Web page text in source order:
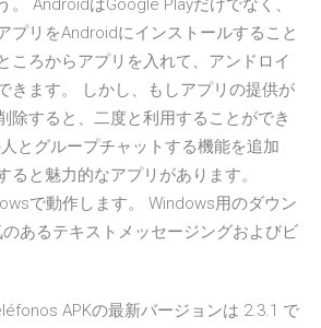
。 AndroidはGoogle Playだけでなく、
プリをAndroidにインストールすること
ころからアプリを入れて、アンドロイ
きます。 しかし、もしアプリの提供が
除すると、二度と利用することができ
とグループチャットする機能を追加
ると魅力的なアプリがあります。
で動作します。 Windows用のダウン
あるテキストメッセージングおよびビ
APKの最新バージョンは 2.3.1 で